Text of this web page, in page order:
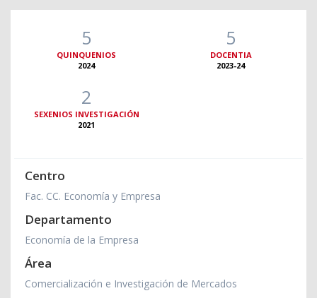
5
QUINQUENIOS
2024
5
DOCENTIA
2023-24
2
SEXENIOS INVESTIGACIÓN
2021
Centro
Fac. CC. Economía y Empresa
Departamento
Economía de la Empresa
Área
Comercialización e Investigación de Mercados